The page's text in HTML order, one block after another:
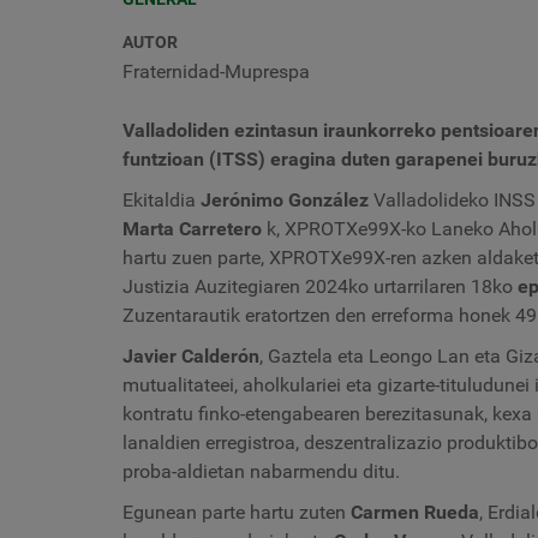
AUTOR
Fraternidad-Muprespa
Valladoliden ezintasun iraunkorreko
funtzioan (ITSS) eragina duten garapenei
Ekitaldia Jerónimo González Valladolideko
Marta Carretero k, XPROTXe99X-ko Laneko
hartu zuen parte, XPROTXe99X-ren azken
Justizia Auzitegiaren 2024ko urtarrilaren 18ko
Zuzentarautik eratortzen den erreforma honek
Javier Calderón, Gaztela eta Leongo Lan eta
mutualitateei, aholkulariei eta gizarte-
kontratu finko-etengabearen berezitasunak,
lanaldien erregistroa, deszentralizazio
proba-aldietan nabarmendu ditu.
Egunean parte hartu zuten Carmen Rueda,